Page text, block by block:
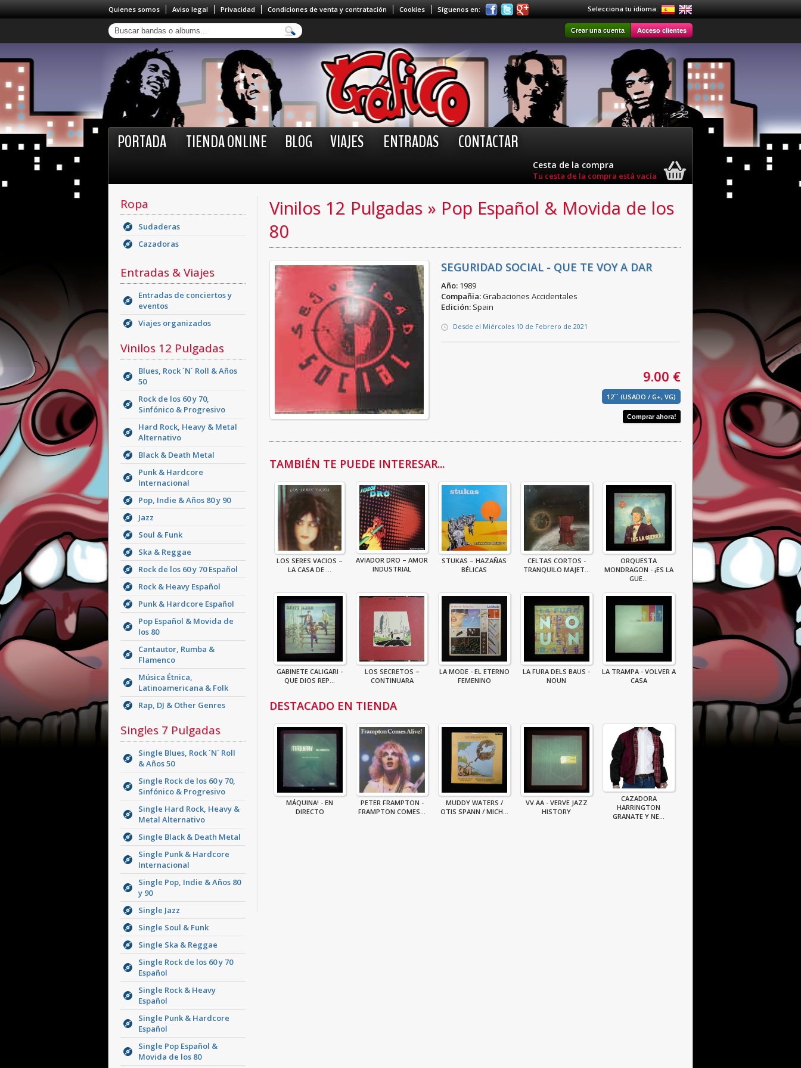
Quienes somos Aviso legal Privacidad Condiciones de venta y contratación Cookies Síguenos en: Selecciona tu idioma:
Crear una cuenta Acceso clientes
PORTADA TIENDA ONLINE BLOG VIAJES ENTRADAS CONTACTAR
Cesta de la compra
Tu cesta de la compra está vacía
Ropa
Sudaderas
Cazadoras
Entradas & Viajes
Entradas de conciertos y
eventos
Viajes organizados
Vinilos 12 Pulgadas
Blues, Rock ´N´ Roll & Años
50
Rock de los 60 y 70,
Sinfónico & Progresivo
Hard Rock, Heavy & Metal
Alternativo
Black & Death Metal
Punk & Hardcore
Internacional
Pop, Indie & Años 80 y 90
Jazz
Soul & Funk
Ska & Reggae
Rock de los 60 y 70 Español
Rock & Heavy Español
Punk & Hardcore Español
Pop Español & Movida de
los 80
Cantautor, Rumba &
Flamenco
Música Étnica,
Latinoamericana & Folk
Rap, DJ & Other Genres
Singles 7 Pulgadas
Single Blues, Rock ´N´ Roll
& Años 50
Single Rock de los 60 y 70,
Sinfónico & Progresivo
Single Hard Rock, Heavy &
Metal Alternativo
Single Black & Death Metal
Single Punk & Hardcore
Internacional
Single Pop, Indie & Años 80
y 90
Single Jazz
Single Soul & Funk
Single Ska & Reggae
Single Rock de los 60 y 70
Español
Single Rock & Heavy
Español
Single Punk & Hardcore
Español
Single Pop Español &
Movida de los 80
Vinilos 12 Pulgadas » Pop Español & Movida de los
80
SEGURIDAD SOCIAL - QUE TE VOY A DAR
Año: 1989
Compañia:Grabaciones Accidentales
Edición: Spain
Desde el Miércoles 10 de Febrero de 2021
9.00 €
12´´ (USADO / G+, VG)
TAMBIÉN TE PUEDE INTERESAR...
LOS SERES VACIOS –
LA CASA DE ...
AVIADOR DRO – AMOR
INDUSTRIAL
STUKAS – HAZAÑAS
BÉLICAS
CELTAS CORTOS -
TRANQUILO MAJET...
ORQUESTA
MONDRAGON - ¡ES LA
GUE...
GABINETE CALIGARI -
QUE DIOS REP...
LOS SECRETOS –
CONTINUARA
LA MODE - EL ETERNO
FEMENINO
LA FURA DELS BAUS -
NOUN
LA TRAMPA - VOLVER A
CASA
DESTACADO EN TIENDA
MÁQUINA! - EN
DIRECTO
PETER FRAMPTON -
FRAMPTON COMES...
MUDDY WATERS /
OTIS SPANN / MICH...
VV.AA - VERVE JAZZ
HISTORY
CAZADORA
HARRINGTON
GRANATE Y NE...